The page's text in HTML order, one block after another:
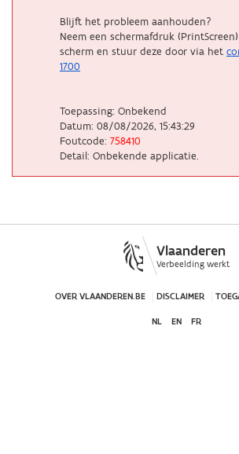
Blijft het probleem aanhouden?
Neem een schermafdruk
scherm en stuur deze door via het
1700
Toepassing: Onbekend
Datum: 08/08/2026, 15:43:29
Foutcode: 758410
Detail: Onbekende applicatie.
Vlaanderen
Verbeelding werkt
OVER VLAANDEREN.BE DISCLAIMER
NL EN FR